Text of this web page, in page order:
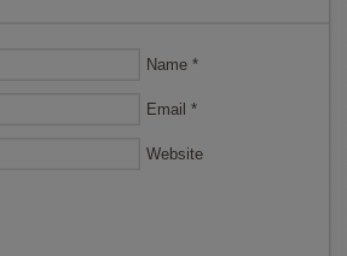
Name *
Email *
Website